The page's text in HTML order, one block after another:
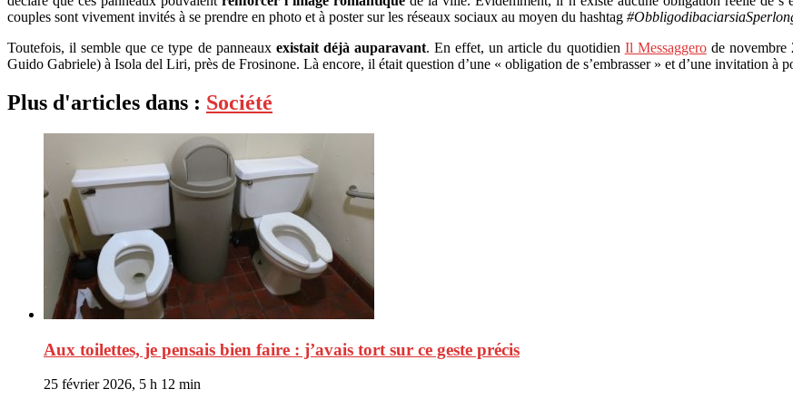
couples sont vivement invités à se prendre en photo et à poster sur les réseaux sociaux au moyen du hashtag
Toutefois, il semble que ce type de panneaux existait déjà auparavant. En effet, un article du quotidien Il Messaggerode novembre
Guido Gabriele) à Isola del Liri, près de Frosinone. Là encore, il était question d’une « obligation de s’embrasser » et d’une invitation à
Plus d'articles dans : Société
Aux toilettes, je pensais bien faire : j’avais tort sur ce geste précis
25 février 2026, 5 h 12 min